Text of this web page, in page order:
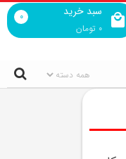
سبد خرید
0 تومان
0